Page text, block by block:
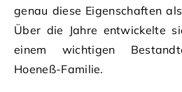
genau diese Eigenschaften
Über die Jahre entwickelte
einem wichtigen
Hoeneß-Familie.